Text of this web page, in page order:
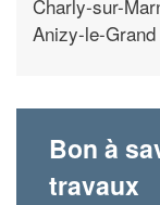
Charly-sur-
Anizy-le-Grand
Bon à
travaux